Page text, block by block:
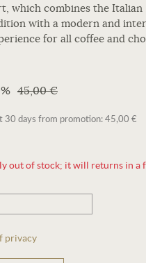
which combines the Italian
with a modern and
for all coffee and
45,00 €
30 days from promotion: 45,00 €
out of stock; it will returns in a
privacy